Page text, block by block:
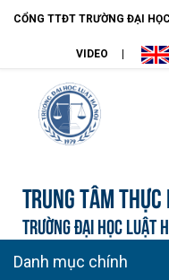
CỔNG TTĐT TRƯỜNG ĐẠI
VIDEO
Trung tâm
TRƯỜNG ĐẠI HỌC LUẬT
Danh mục chính